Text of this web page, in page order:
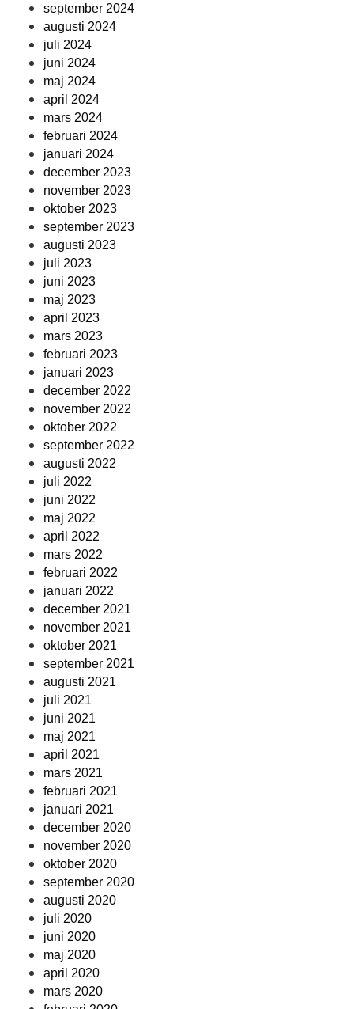
september 2024
augusti 2024
juli 2024
juni 2024
maj 2024
april 2024
mars 2024
februari 2024
januari 2024
december 2023
november 2023
oktober 2023
september 2023
augusti 2023
juli 2023
juni 2023
maj 2023
april 2023
mars 2023
februari 2023
januari 2023
december 2022
november 2022
oktober 2022
september 2022
augusti 2022
juli 2022
juni 2022
maj 2022
april 2022
mars 2022
februari 2022
januari 2022
december 2021
november 2021
oktober 2021
september 2021
augusti 2021
juli 2021
juni 2021
maj 2021
april 2021
mars 2021
februari 2021
januari 2021
december 2020
november 2020
oktober 2020
september 2020
augusti 2020
juli 2020
juni 2020
maj 2020
april 2020
mars 2020